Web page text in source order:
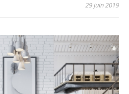
29 juin 2019